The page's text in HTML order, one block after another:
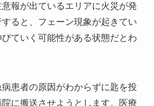
報が出ているエリアに火災が発
ると、フェーン現象が起きてい
ていく可能性がある状態だとわ
患者の原因がわからずに匙を投
に搬送させようとします。医療